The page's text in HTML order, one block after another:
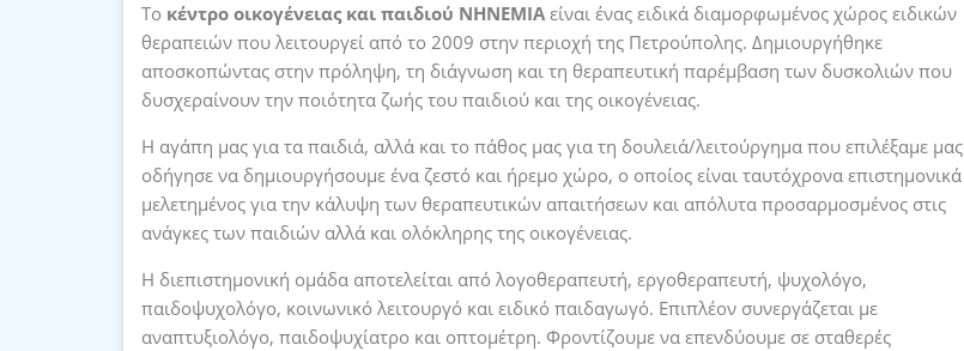
Tο κέντρο οικογένειας και παιδιού ΝΗΝΕΜΙΑ είναι ένας ειδικά διαμορφωμένος χώρος ειδικών
θεραπειών που λειτουργεί από το 2009 στην περιοχή της Πετρούπολης. Δημιουργήθηκε
αποσκοπώντας στην πρόληψη, τη διάγνωση και τη θεραπευτική παρέμβαση των δυσκολιών που
δυσχεραίνουν την ποιότητα ζωής του παιδιού και της οικογένειας.
Η αγάπη μας για τα παιδιά, αλλά και το πάθος μας για τη δουλειά/λειτούργημα που επιλέξαμε μας
οδήγησε να δημιουργήσουμε ένα ζεστό και ήρεμο χώρο, ο οποίος είναι ταυτόχρονα επιστημονικά
μελετημένος για την κάλυψη των θεραπευτικών απαιτήσεων και απόλυτα προσαρμοσμένος στις
ανάγκες των παιδιών αλλά και ολόκληρης της οικογένειας.
Η διεπιστημονική ομάδα αποτελείται από λογοθεραπευτή, εργοθεραπευτή, ψυχολόγο,
παιδοψυχολόγο, κοινωνικό λειτουργό και ειδικό παιδαγωγό. Επιπλέον συνεργάζεται με
αναπτυξιολόγο, παιδοψυχίατρο και οπτομέτρη. Φροντίζουμε να επενδύουμε σε σταθερές